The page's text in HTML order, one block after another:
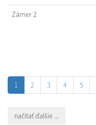
Zámer 2
1 2 3 4 5
načítať ďalšie ...